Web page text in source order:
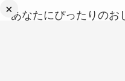
×あなたにぴったりのお